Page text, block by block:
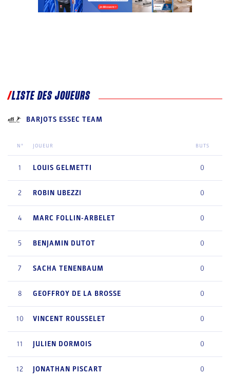
LISTE DES JOUEURS
BARJOTS ESSEC TEAM
N° JOUEUR BUTS
1 LOUIS GELMETTI 0
2 ROBIN UBEZZI 0
4 MARC FOLLIN-ARBELET 0
5 BENJAMIN DUTOT 0
7 SACHA TENENBAUM 0
8 GEOFFROY DE LA BROSSE 0
10 VINCENT ROUSSELET 0
11 JULIEN DORMOIS 0
12 JONATHAN PISCART 0